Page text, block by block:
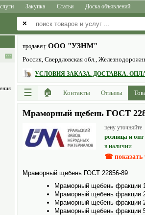
Закупка Статьи Доска объявлений
✕
продавец: ООО "УЗНМ"
Россия, Свердловская обл.,
УСЛОВИЯ ЗАКАЗА. ДОСТАВКА.
☰ 🏠 Контакты Отзывы
Мраморный щебень ГОСТ
цену уточняйте
розница и опт
в наличии
☎ показать
Мраморный щебень ГОСТ 22856-89
Мраморный щебень фракции
Мраморный щебень фракции
Мраморный щебень фракции
Мраморный щебень фракции